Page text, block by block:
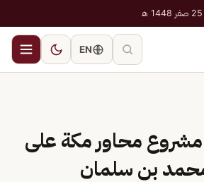
EN
مشروع محاور مكة على
محمد بن سلمان